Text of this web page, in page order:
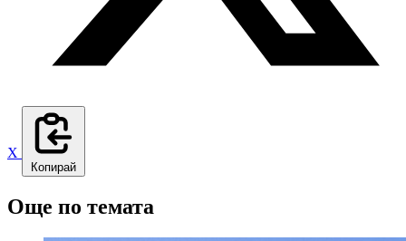
X
Копирай
Още по темата